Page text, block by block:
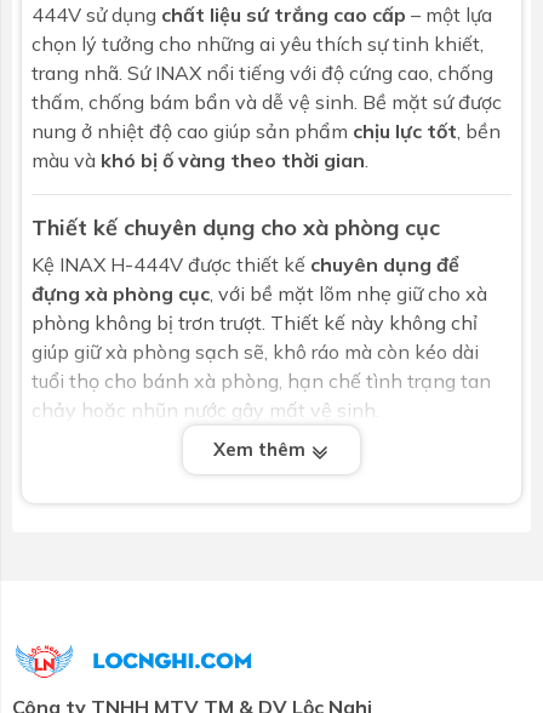
444V sử dụng chất liệu sứ trắng cao cấp – một lựa
chọn lý tưởng cho những ai yêu thích sự tinh khiết,
trang nhã. Sứ INAX nổi tiếng với độ cứng cao, chống
thấm, chống bám bẩn và dễ vệ sinh. Bề mặt sứ được
nung ở nhiệt độ cao giúp sản phẩm chịu lực tốt , bền
màu và khó bị ố vàng theo thời gian
Thiết kế chuyên dụng cho xà phòng cục
Kệ INAX H-444V được thiết kế chuyên dụng để
đựng xà phòng cục , với bề mặt lõm nhẹ giữ cho xà
phòng không bị trơn trượt. Thiết kế này không chỉ
giúp giữ xà phòng sạch sẽ, khô ráo mà còn kéo dài
tuổi thọ cho bánh xà phòng, hạn chế tình trạng tan
chảy hoặc nhũn nước gây mất vệ sinh.
Lắp đặt dễ dàng, sử dụng lâu dài
hay gỉ sét như kim loại, giúp tăng tuổi thọ và giảm chi
Xem thêm
Công ty TNHH MTV TM & DV Lộc Nghi